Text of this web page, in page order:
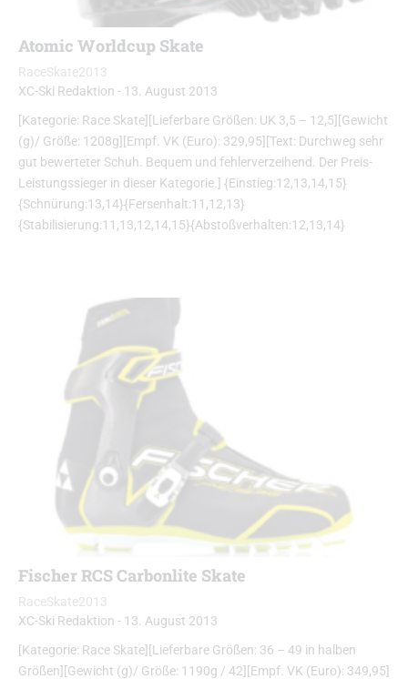
Atomic Worldcup Skate
RaceSkate2013
XC-Ski Redaktion - 13. August 2013
[Kategorie: Race Skate][Lieferbare Größen: UK 3,5 – 12,5][Gewicht
(g)/ Größe: 1208g][Empf. VK (Euro): 329,95][Text: Durchweg sehr
gut bewerteter Schuh. Bequem und fehlerverzeihend. Der Preis-
Leistungssieger in dieser Kategorie.] {Einstieg:12,13,14,15}
{Schnürung:13,14}{Fersenhalt:11,12,13}
{Stabilisierung:11,13,12,14,15}{Abstoßverhalten:12,13,14}
Fischer RCS Carbonlite Skate
RaceSkate2013
XC-Ski Redaktion - 13. August 2013
[Kategorie: Race Skate][Lieferbare Größen: 36 – 49 in halben
Größen][Gewicht (g)/ Größe: 1190g / 42][Empf. VK (Euro): 349,95]